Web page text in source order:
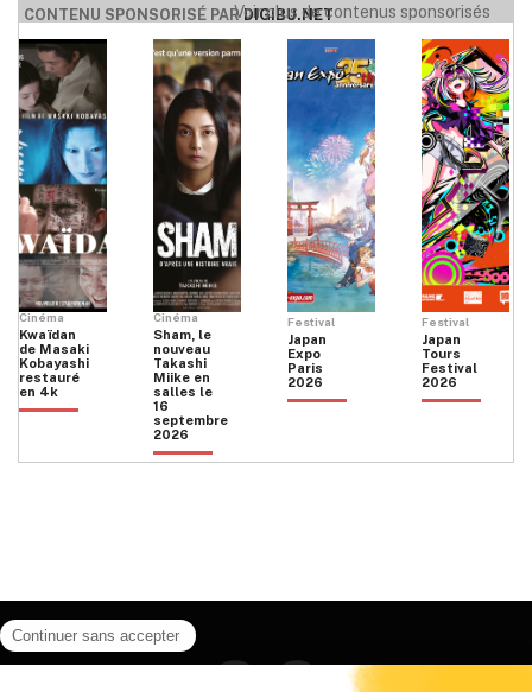
CONTENU SPONSORISÉ PARDIGIBU.NET
Voir plus de contenus sponsorisés
Cinéma
Kwaïdan
de Masaki
Kobayashi
restauré
en 4k
Cinéma
Sham, le
nouveau
Takashi
Miike en
salles le
16
septembre
2026
Festival
Japan
Expo
Paris
2026
Festival
Japan
Tours
Festival
2026